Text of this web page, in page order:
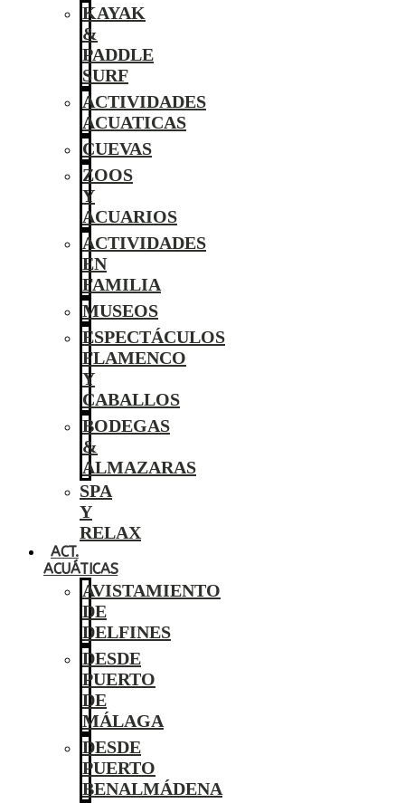
KAYAK
&
PADDLE
SURF
ACTIVIDADES
ACUATICAS
CUEVAS
ZOOS
Y
ACUARIOS
ACTIVIDADES
EN
FAMILIA
MUSEOS
ESPECTÁCULOS
FLAMENCO
Y
CABALLOS
BODEGAS
&
ALMAZARAS
SPA
Y
RELAX
ACT.
ACUÁTICAS
AVISTAMIENTO
DE
DELFINES
DESDE
PUERTO
DE
MÁLAGA
DESDE
PUERTO
BENALMÁDENA